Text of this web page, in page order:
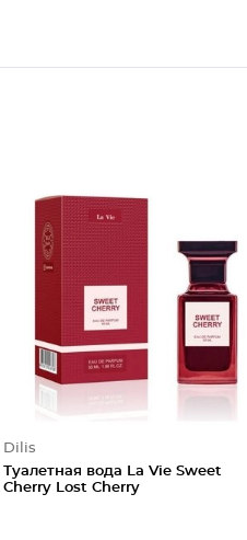
Dilis
Туалетная вода La Vie Sweet
Cherry Lost Cherry